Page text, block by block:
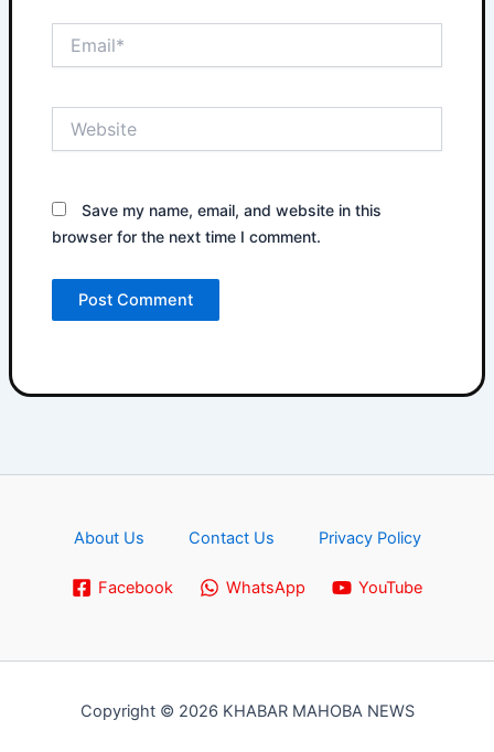
Save my name, email, and website in this
browser for the next time I comment.
About Us Contact Us Privacy Policy
Facebook WhatsApp YouTube
Copyright © 2026 KHABAR MAHOBA NEWS